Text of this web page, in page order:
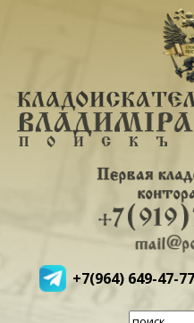
+7(964) 649-47-77